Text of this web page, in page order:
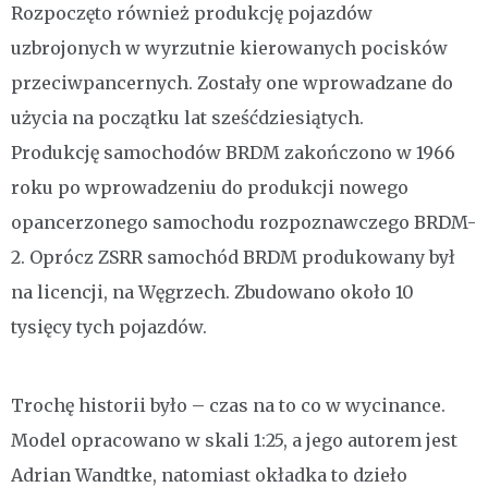
Rozpoczęto również produkcję pojazdów
uzbrojonych w wyrzutnie kierowanych pocisków
przeciwpancernych. Zostały one wprowadzane do
użycia na początku lat sześćdziesiątych.
Produkcję samochodów BRDM zakończono w 1966
roku po wprowadzeniu do produkcji nowego
opancerzonego samochodu rozpoznawczego BRDM-
2. Oprócz ZSRR samochód BRDM produkowany był
na licencji, na Węgrzech. Zbudowano około 10
tysięcy tych pojazdów.
Trochę historii było – czas na to co w wycinance.
Model opracowano w skali 1:25, a jego autorem jest
Adrian Wandtke, natomiast okładka to dzieło